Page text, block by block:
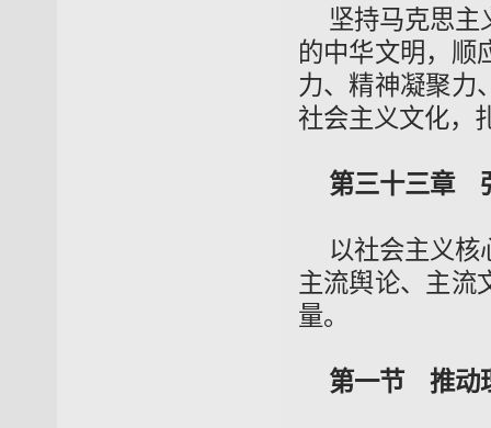
坚持马克思
的中华文明，顺
力、精神凝聚力
社会主义文化，
第三十三章
以社会主义
主流舆论、主流
量。
第一节 推动